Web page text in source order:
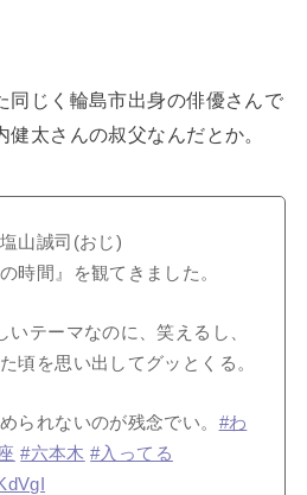
同じく輪島市出身の俳優さんで
太さんの叔父なんだとか。
山誠司(おじ)
時間』を観てきました。
テーマなのに、笑えるし、
頃を思い出してグッとくる。
られないのが残念でい。 #わ
#六本木 #入ってる